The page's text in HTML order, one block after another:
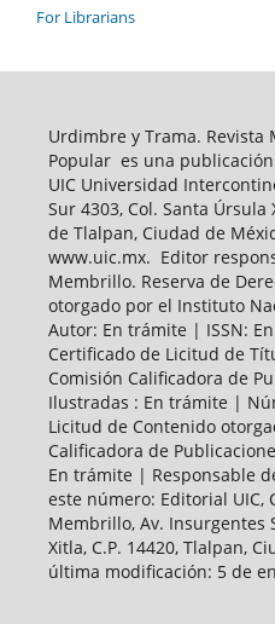
For Librarians
Urdimbre y Trama. Revista
Popular es una
UIC Universidad
Sur 4303, Col. Santa Úrsula
de Tlalpan, Ciudad de
www.uic.mx. Editor
Membrillo. Reserva de
otorgado por el Instituto
Autor: En trámite | ISSN:
Certificado de Licitud de
Comisión Calificadora de
Ilustradas : En trámite |
Licitud de Contenido
Calificadora de
En trámite | Responsable
este número: Editorial UIC,
Membrillo, Av. Insurgentes
Xitla, C.P. 14420, Tlalpan,
última modificación: 5 de